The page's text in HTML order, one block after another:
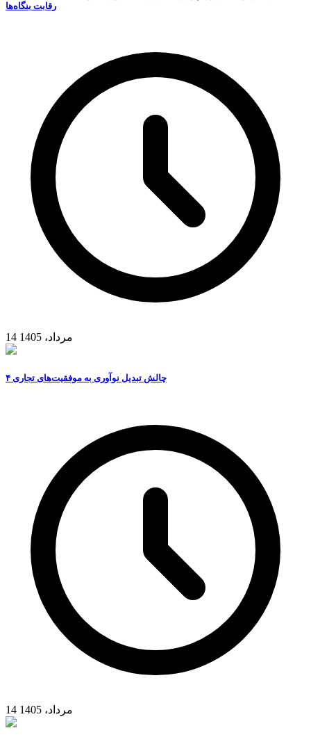
رقابت‌ بنگاه‌ها
14 مرداد، 1405
۴ چالش تبدیل نوآوری به موفقیت‌های تجاری
14 مرداد، 1405